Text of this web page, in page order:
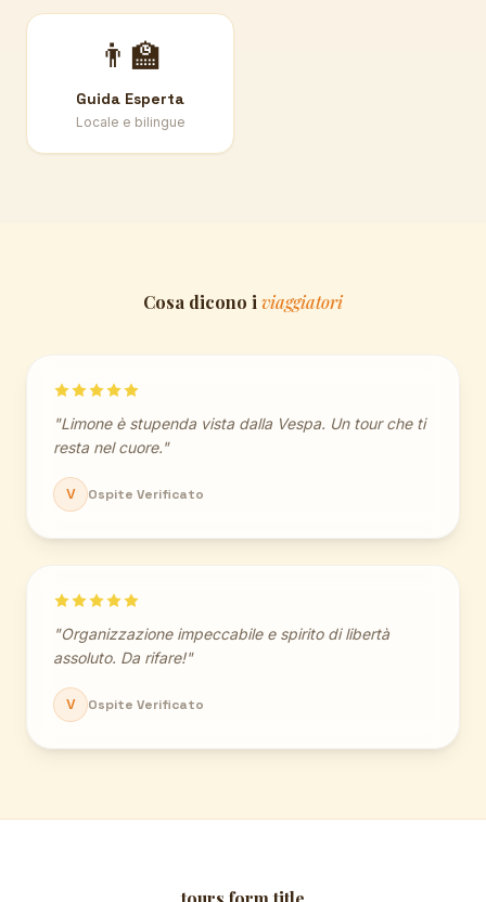
👨‍🏫
Guida Esperta
Locale e bilingue
Cosa dicono i viaggiatori
"Limone è stupenda vista dalla Vespa. Un tour che ti
resta nel cuore."
V Ospite Verificato
"Organizzazione impeccabile e spirito di libertà
assoluto. Da rifare!"
V Ospite Verificato